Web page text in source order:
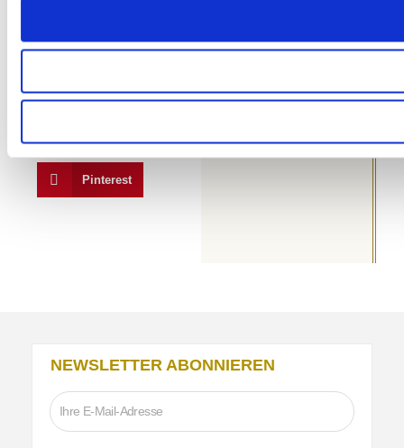
Reddit
Telegram
Pinterest
NEWSLETTER ABONNIEREN